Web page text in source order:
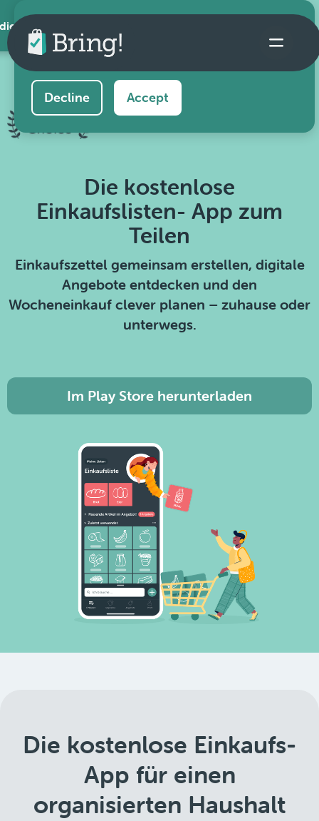
AppThis website uses cookies to ensure you get the
best experience on our website.
Decline Accept
Die kostenlose
Einkaufslisten- App zum
Teilen
Einkaufszettel gemeinsam erstellen, digitale
Angebote entdecken und den
Wocheneinkauf clever planen – zuhause oder
unterwegs.
Im Play Store herunterladen
Die kostenlose Einkaufs-
App für einen
organisierten Haushalt